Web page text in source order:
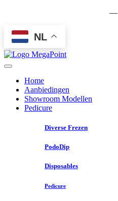
—
NL
Home
Aanbiedingen
Showroom Modellen
Pedicure
Diverse Frezen
PodoDip
Disposables
Pedicure